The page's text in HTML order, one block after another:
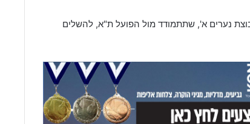
נערים א', שתתמודד מול הפועל ת"א, להשלים